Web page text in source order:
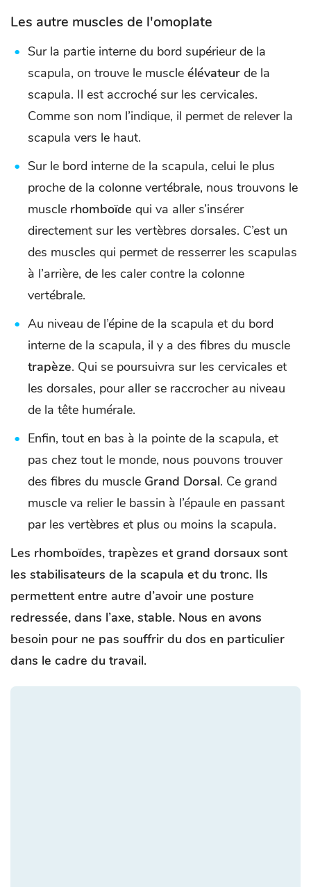
Les autre muscles de l'omoplate
Sur la partie interne du bord supérieur de la
scapula, on trouve le muscle élévateur de la
scapula. Il est accroché sur les cervicales.
Comme son nom l’indique, il permet de relever la
scapula vers le haut.
Sur le bord interne de la scapula, celui le plus
proche de la colonne vertébrale, nous trouvons le
muscle rhomboïde qui va aller s’insérer
directement sur les vertèbres dorsales. C’est un
des muscles qui permet de resserrer les scapulas
à l’arrière, de les caler contre la colonne
vertébrale.
Au niveau de l’épine de la scapula et du bord
interne de la scapula, il y a des fibres du muscle
trapèze. Qui se poursuivra sur les cervicales et
les dorsales, pour aller se raccrocher au niveau
de la tête humérale.
Enfin, tout en bas à la pointe de la scapula, et
pas chez tout le monde, nous pouvons trouver
des fibres du muscle Grand Dorsal. Ce grand
muscle va relier le bassin à l’épaule en passant
par les vertèbres et plus ou moins la scapula.
Les rhomboïdes, trapèzes et grand dorsaux sont
les stabilisateurs de la scapula et du tronc. Ils
permettent entre autre d’avoir une posture
redressée, dans l’axe, stable. Nous en avons
besoin pour ne pas souffrir du dos en particulier
dans le cadre du travail.